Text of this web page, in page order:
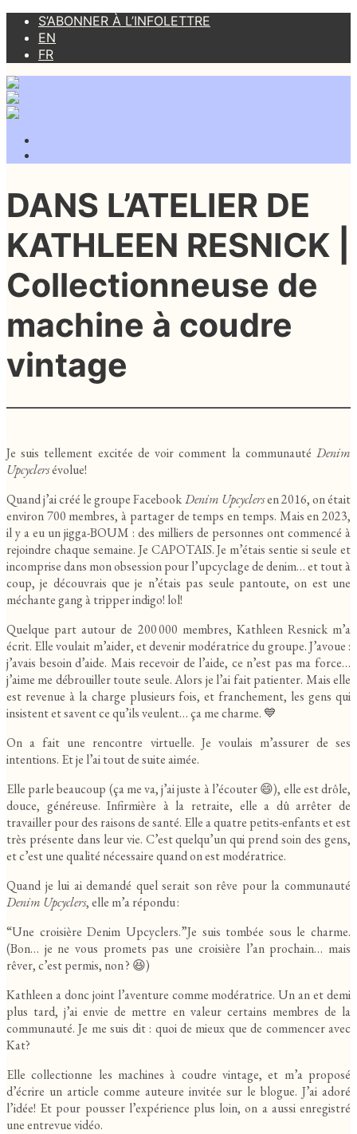
S’ABONNER À L’INFOLETTRE
EN
FR
DANS L’ATELIER DE
KATHLEEN RESNICK |
Collectionneuse de
machine à coudre
vintage
Je suis tellement excitée de voir comment la communauté Denim
Upcyclersévolue!
Quand j’ai créé le groupe FacebookDenim Upcyclersen 2016, on était
environ 700 membres, à partager de temps en temps. Mais en 2023,
il y a eu un jigga-BOUM : des milliers de personnes ont commencé à
rejoindre chaque semaine. Je CAPOTAIS. Je m’étais sentie si seule et
incomprise dans mon obsession pour l’upcyclage de denim… et tout à
coup, je découvrais que je n’étais pas seule pantoute, on est une
méchante gang à tripper indigo! lol!
Quelque part autour de 200 000 membres, Kathleen Resnick m’a
écrit. Elle voulait m’aider, et devenir modératrice du groupe. J’avoue :
j’avais besoin d’aide. Mais recevoir de l’aide, ce n’est pas ma force…
j’aime me débrouiller toute seule. Alors je l’ai fait patienter. Mais elle
est revenue à la charge plusieurs fois, et franchement, les gens qui
insistent et savent ce qu’ils veulent… ça me charme. 💙
On a fait une rencontre virtuelle. Je voulais m’assurer de ses
intentions. Et je l’ai tout de suite aimée.
Elle parle beaucoup (ça me va, j’ai juste à l’écouter 😄), elle est drôle,
douce, généreuse. Infirmière à la retraite, elle a dû arrêter de
travailler pour des raisons de santé. Elle a quatre petits-enfants et est
très présente dans leur vie. C’est quelqu’un qui prend soin des gens,
et c’est une qualité nécessaire quand on est modératrice.
Quand je lui ai demandé quel serait son rêve pour la communauté
Denim Upcyclers, elle m’a répondu :
“Une croisière Denim Upcyclers.”Je suis tombée sous le charme.
(Bon… je ne vous promets pas une croisière l’an prochain… mais
rêver, c’est permis, non ? 😆)
Kathleen a donc joint l’aventure comme modératrice. Un an et demi
plus tard, j’ai envie de mettre en valeur certains membres de la
communauté. Je me suis dit : quoi de mieux que de commencer avec
Kat?
Elle collectionne les machines à coudre vintage, et m’a proposé
d’écrire un article comme auteure invitée sur le blogue. J’ai adoré
l’idée! Et pour pousser l’expérience plus loin, on a aussi enregistré
une entrevue vidéo.